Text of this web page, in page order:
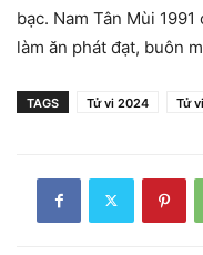
bạc. Nam Tân Mùi
làm ăn phát đạt, buôn
TAGS Tử vi 2024 Tử